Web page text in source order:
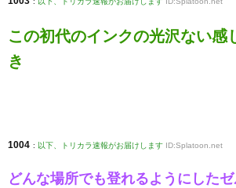
この初代のインクの光沢ない感
き
1004 : 以下、トリカラ速報がお届けします ID:Splatoon.net
どんな場所でも登れるようにした